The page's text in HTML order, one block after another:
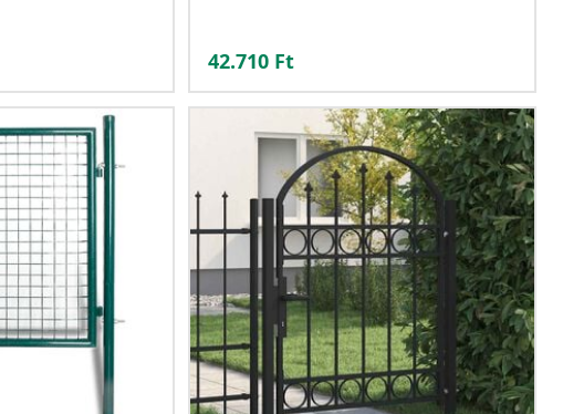
42.710 Ft